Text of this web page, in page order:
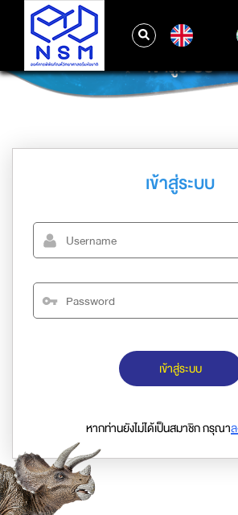
เข้าสู่ระบบ
เข้าสู่ระบบ
เข้าสู่ระบบ
หากท่านยังไม่ได้เป็นสมาชิก กรุณา